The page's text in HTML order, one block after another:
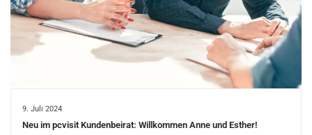
9. Juli 2024
Neu im pcvisit Kundenbeirat: Willkommen Anne und Esther!